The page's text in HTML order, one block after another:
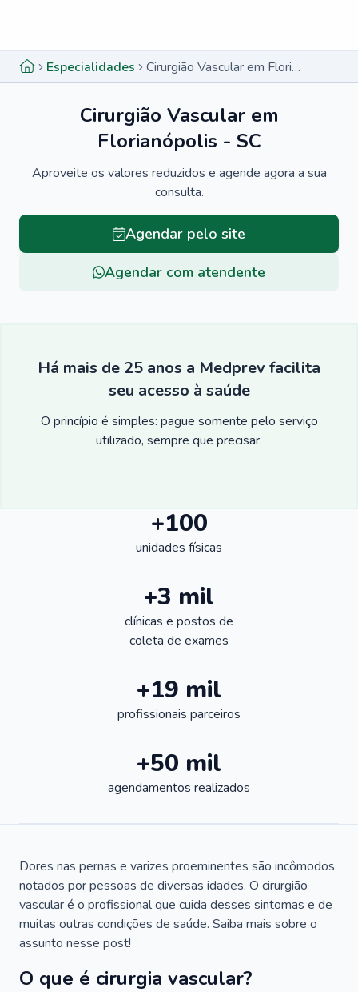
Especialidades Cirurgião Vascular em Florianópolis - SC
Cirurgião Vascular em
Florianópolis - SC
Aproveite os valores reduzidos e agende agora a sua
consulta.
Agendar pelo site
Agendar com atendente
Há mais de 25 anos a Medprev facilita
seu acesso à saúde
O princípio é simples: pague somente pelo serviço
utilizado, sempre que precisar.
+100
unidades físicas
+3 mil
clínicas e postos de
coleta de exames
+19 mil
profissionais parceiros
+50 mil
agendamentos realizados
Dores nas pernas e varizes proeminentes são incômodos
notados por pessoas de diversas idades. O cirurgião
vascular é o profissional que cuida desses sintomas e de
muitas outras condições de saúde. Saiba mais sobre o
assunto nesse post!
O que é cirurgia vascular?